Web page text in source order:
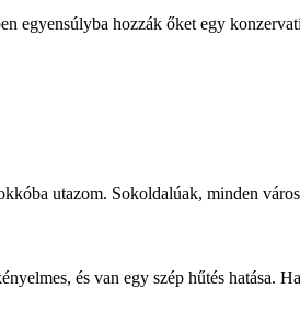
egyensúlyba hozzák őket egy
utazom. Sokoldalúak, minden
és van egy szép hűtés hatása.